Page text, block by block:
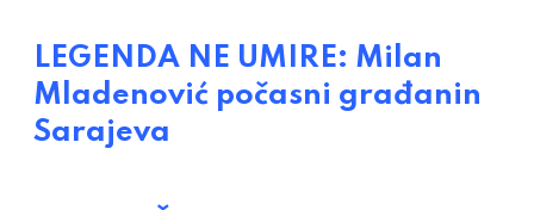
LEGENDA NE UMIRE: Milan
Mladenović počasni građanin
Sarajeva